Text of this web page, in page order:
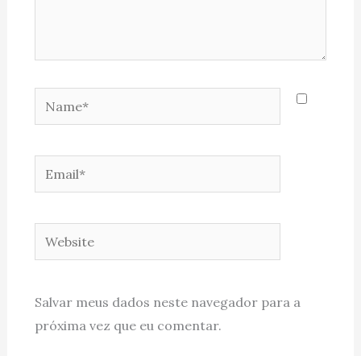
Name*
Email*
Website
Salvar meus dados neste navegador para a
próxima vez que eu comentar.